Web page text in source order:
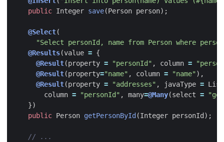
public Integer save(Person person);
@Select(
"Select personId, name from Person where
@Results(value = {
@Result(property = "personId" , column =
@Result(property="name" , column = "name"),
@Result(property = "addresses" , javaType = List
column = "personId" , many=@Many(select =
})
public Person getPersonById (Integer personId );
// ...